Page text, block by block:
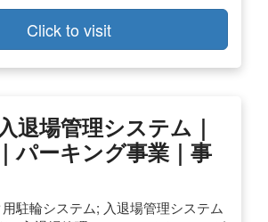
Click to visit
退場管理システム｜
パーキング事業｜事
駐輪システム; 入退場管理システム